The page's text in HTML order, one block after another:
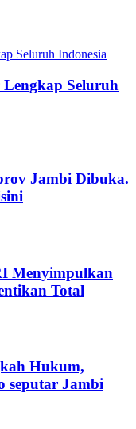
Seluruh
Jambi Dibuka.
Menyimpulkan
Total
Hukum,
seputar Jambi